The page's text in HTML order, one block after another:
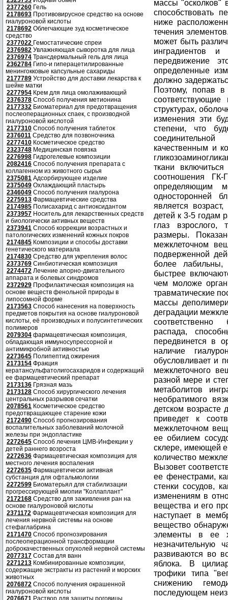
2377260 Гель
2178693 Противовирусное средство на основе
гиалуроновой кислоты
2178692 Облегчающие зуд косметическое
средство
2377022 Гемостатические спреи
2376982 Увлажняющая сыворотка для лица
2376974 Трансдермальный гель для лица
2362784 Гипо-и гиперацетилированные
менингокковые капсульные сахариды
2177789 Устройство для доставки лекарства к
шейке матки
2277954 Крем для лица омолаживающий
2376378 Способ получения метионина
2177332 Биоматериал для предотвращения
послеоперационных спаек, с производной
гиалуроновой кислотой
2177310 Способ получения таблеток
2376011 Средство для позвоночника
2277410 Косметическое средство
2323748 Медицинская повязка
2276998 Гидрогелевые композиции
2082416 Способ получения препарата с
коллагенном из животного сырья
2375081 Адсорбирующее изделие
2375049 Охлаждающий пластырь
2346049 Способ получения гиалурона
2275913 Фармацевтические средства
2174985 Полисахарид с антиоксидантом
2373957 Носитель для лекарственных средств
и биологически активных веществ
2373941 Способ коррекции возрастных и
патологических изменений кожных покров
2174845 Композиции и способы доставки
генетического материала
2174830 Средство для укрепления волос
2373769 Синбиотическая композиция
2274472 Лечение апорно-двигательного
аппарата и болевых синдромов
2372929 Профилактическая композиция на
основе веществ фенольной природы в
липосомной форме
2173563 Способ нанесения на поверхность
предметов покрытия на основе гиалуроновой
кислоты, её производных и полусинтетических
полимеров
2079304 фармацевтическая композиция,
обладающая иммуносупрессорной и
антимикробной активностью
2273645 Полипептид ожирения
2173154 Фракция
кератансульфатолигосахаридов и содержащий
ее фармацевтический препарат
2173136 Грязная мазь
2173128 Способ хирургического лечения
центральных разрывов сечатки
2078561 Косметическое средство
предотвращающее старение кожи
2172490 Способ прогнозирования
воспалительных заболеваний молочной
железы при эндопластике
2272645 Способ лечения ЦМВ-Инфекции у
детей раннего возроста
2272636 Фармацевтическая композиция для
местного лечения воспаления
2272635 Фармацевтически активная
субстанция для офтальмологии
2272599 Биоматерьял для стабилизации
прогрессирующей миопии "Коллаплант"
2172168 Средство для заживления ран на
основе гиалуроновой кислоты
2371172 Фармацевтическая композиция для
лечения нервной системы на основе
стефаглабрина
2171470 Способ прогнозирования
послеоперационной трансформации
доброкачественных опухолей нервной системы
2077317 Состав для ванн
2271213 Комбинированные композиции,
содержащие экстракты из растений и морских
животных
2076872 Способ получения окрашенной
гиалуроновой кислоты
2076671 Раствор для защиты роговицы
массы "осколков"
способствовать
ниже
течения
может быть
инградиентов
передвижение
определенные
должно
Поэтому, попав
структурах,
изменения эти
степени, что
качественным и
ткани
соотношения
определяющим
односторонней
является
детей к 3-5 годам
глаз взрослого,
размеры.
межклеточном
подверженной
более
быстрее
чем моложе
травматические
массы
деградации
распада,
передвинется в
наличие
обусловливает и
межклеточного
разной мере и
метаболитов
необратимого
детском возрасте
приведет к
межклеточном
ее обилием
склере, имеющей
количество
Вызовет
ее фенестрами,
стенки сосудов,
изменениям в
вещества и его
наступает в
вещество
элементы в ее
незначительную
развиваются во
яблока. В
трофики типа
снижению
последующем